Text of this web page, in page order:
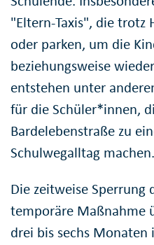
"Eltern-Taxis", die trotz
oder parken, um die
beziehungsweise
entstehen unter
für die Schüler*innen,
Bardelebenstraße zu
Schulwegalltag machen.
Die zeitweise Sperrung
temporäre Maßnahme
drei bis sechs Monaten